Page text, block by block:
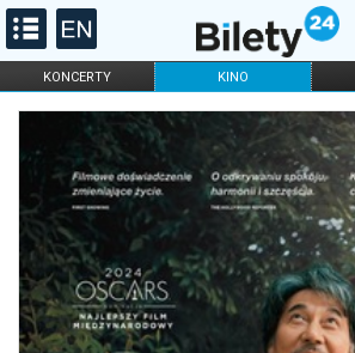
KONCERTY KINO
FILHARMONIA OPERA I BALET
DLA DZIECI
ONLINE